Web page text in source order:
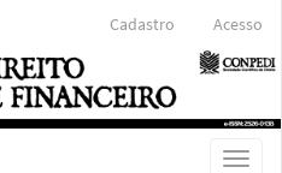
Cadastro Acesso
Toggle